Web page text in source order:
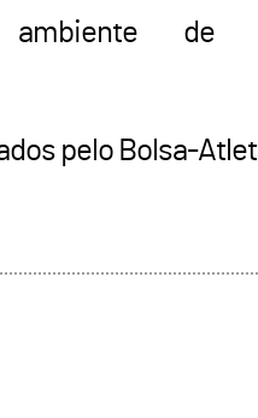
de
pelo Bolsa-